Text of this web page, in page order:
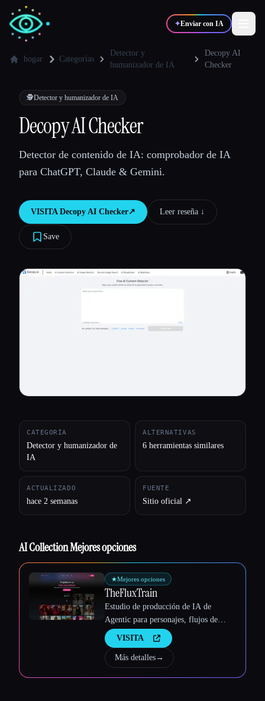
✦Enviar con IA
💻Desarrolladores
🎓 Estudiantes 🎬Creadores
Blog
hogar Categorías
Detector y
humanizador de IA
Decopy AI
Checker
🕵️Detector y humanizador de IA
Decopy AI Checker
Detector de contenido de IA: comprobador de IA
para ChatGPT, Claude & Gemini.
VISITA Decopy AI Checker↗︎ Leer reseña ↓︎
Save
CATEGORÍA
Detector y humanizador de
IA
ALTERNATIVAS
6 herramientas similares
ACTUALIZADO
hace 2 semanas
FUENTE
Sitio oficial ↗︎
AI Collection Mejores opciones
★Mejores opciones
TheFluxTrain
Estudio de producción de IA de
Agentic para personajes, flujos de
trabajo y vídeos coherentes
VISITA
Más detalles→